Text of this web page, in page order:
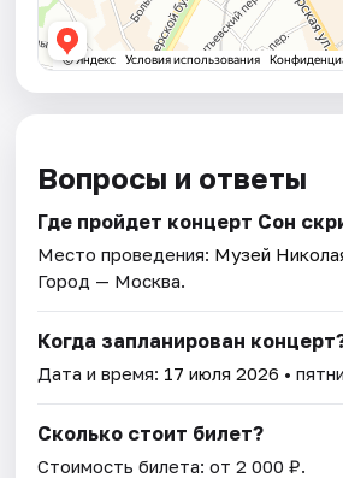
Вопросы и ответы
Где пройдет концерт Сон
Место проведения: Музей
Город — Москва.
Когда запланирован
Дата и время: 17 июля 2026 •
Сколько стоит билет?
Стоимость билета: от 2 000 ₽.